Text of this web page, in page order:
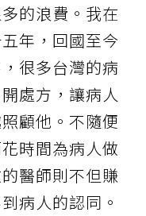
的浪費。我在
年，回國至今
很多台灣的病
處方，讓病人
顧他。不隨便
時間為病人做
醫師則不但賺
病人的認同。